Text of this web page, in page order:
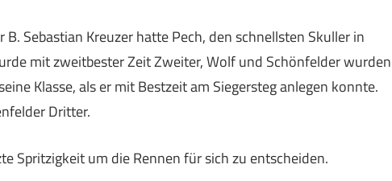
Sebastian Kreuzer hatte Pech, den schnellsten Skuller in
mit zweitbester Zeit Zweiter, Wolf und Schönfelder wurden
Klasse, als er mit Bestzeit am Siegersteg anlegen konnte.
Dritter.
Spritzigkeit um die Rennen für sich zu entscheiden.